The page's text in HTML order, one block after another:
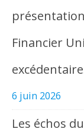
Financier
6 juin 2026
Les échos